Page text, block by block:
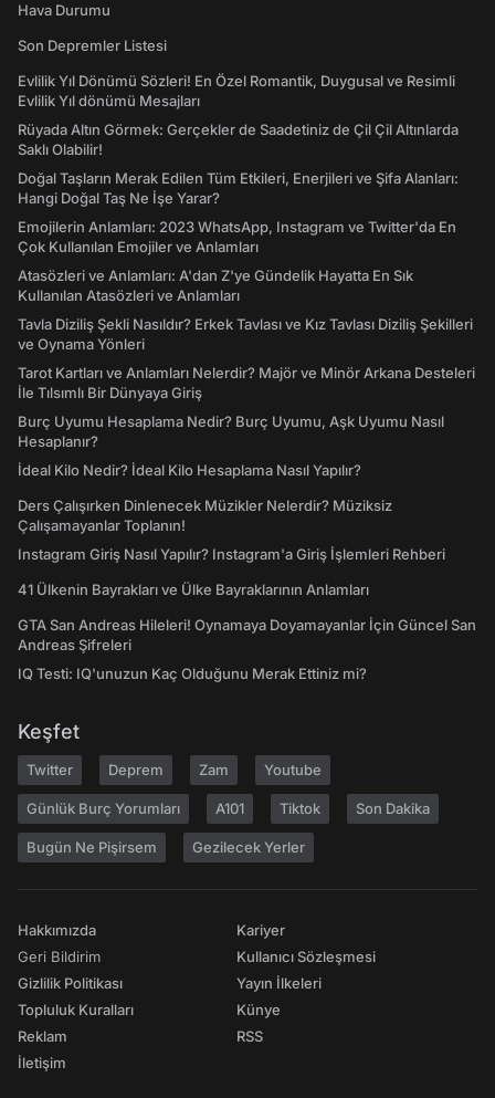
Hava Durumu
Son Depremler Listesi
Evlilik Yıl Dönümü Sözleri! En Özel Romantik, Duygusal ve Resimli
Evlilik Yıl dönümü Mesajları
Rüyada Altın Görmek: Gerçekler de Saadetiniz de Çil Çil Altınlarda
Saklı Olabilir!
Doğal Taşların Merak Edilen Tüm Etkileri, Enerjileri ve Şifa Alanları:
Hangi Doğal Taş Ne İşe Yarar?
Emojilerin Anlamları: 2023 WhatsApp, Instagram ve Twitter'da En
Çok Kullanılan Emojiler ve Anlamları
Atasözleri ve Anlamları: A'dan Z'ye Gündelik Hayatta En Sık
Kullanılan Atasözleri ve Anlamları
Tavla Diziliş Şekli Nasıldır? Erkek Tavlası ve Kız Tavlası Diziliş Şekilleri
ve Oynama Yönleri
Tarot Kartları ve Anlamları Nelerdir? Majör ve Minör Arkana Desteleri
İle Tılsımlı Bir Dünyaya Giriş
Burç Uyumu Hesaplama Nedir? Burç Uyumu, Aşk Uyumu Nasıl
Hesaplanır?
İdeal Kilo Nedir? İdeal Kilo Hesaplama Nasıl Yapılır?
Ders Çalışırken Dinlenecek Müzikler Nelerdir? Müziksiz
Çalışamayanlar Toplanın!
Instagram Giriş Nasıl Yapılır? Instagram'a Giriş İşlemleri Rehberi
41 Ülkenin Bayrakları ve Ülke Bayraklarının Anlamları
GTA San Andreas Hileleri! Oynamaya Doyamayanlar İçin Güncel San
Andreas Şifreleri
IQ Testi: IQ'unuzun Kaç Olduğunu Merak Ettiniz mi?
Keşfet
Twitter Deprem Zam Youtube
Günlük Burç Yorumları A101 Tiktok Son Dakika
Bugün Ne Pişirsem Gezilecek Yerler
Hakkımızda
Geri Bildirim
Gizlilik Politikası
Topluluk Kuralları
Reklam
İletişim
Kariyer
Kullanıcı Sözleşmesi
Yayın İlkeleri
Künye
RSS